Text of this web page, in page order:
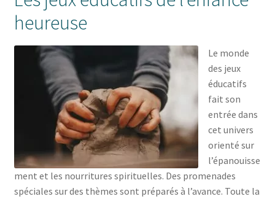
heureuse
Le monde
des jeux
éducatifs
fait son
entrée dans
cet univers
orienté sur
l’épanouisse
ment et les nourritures spirituelles. Des promenades
spéciales sur des thèmes sont préparés à l’avance. Toute la